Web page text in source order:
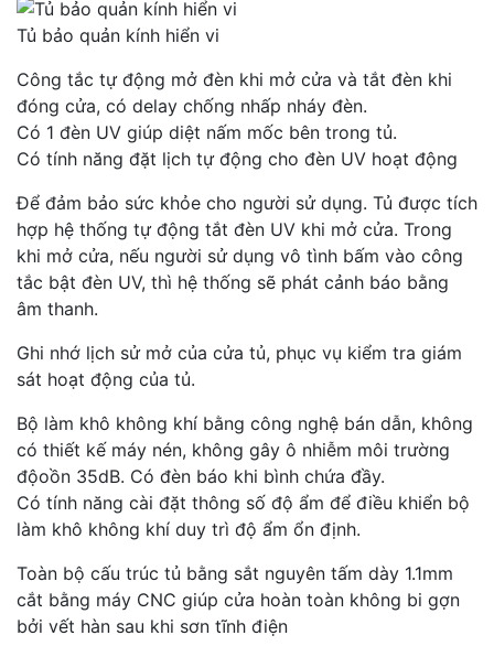
Tủ bảo quản kính hiển vi
Công tắc tự động mở đèn khi mở cửa và tắt đèn khi
đóng cửa, có delay chống nhấp nháy đèn.
Có 1 đèn UV giúp diệt nấm mốc bên trong tủ.
Có tính năng đặt lịch tự động cho đèn UV hoạt động
Để đảm bảo sức khỏe cho người sử dụng. Tủ được tích
hợp hệ thống tự động tắt đèn UV khi mở cửa. Trong
khi mở cửa, nếu người sử dụng vô tình bấm vào công
tắc bật đèn UV, thì hệ thống sẽ phát cảnh báo bằng
âm thanh.
Ghi nhớ lịch sử mở của cửa tủ, phục vụ kiểm tra giám
sát hoạt động của tủ.
Bộ làm khô không khí bằng công nghệ bán dẫn, không
có thiết kế máy nén, không gây ô nhiễm môi trường
độoồn 35dB. Có đèn báo khi bình chứa đầy.
Có tính năng cài đặt thông số độ ẩm để điều khiển bộ
làm khô không khí duy trì độ ẩm ổn định.
Toàn bộ cấu trúc tủ bằng sắt nguyên tấm dày 1.1mm
cắt bằng máy CNC giúp cửa hoàn toàn không bi gợn
bởi vết hàn sau khi sơn tĩnh điện